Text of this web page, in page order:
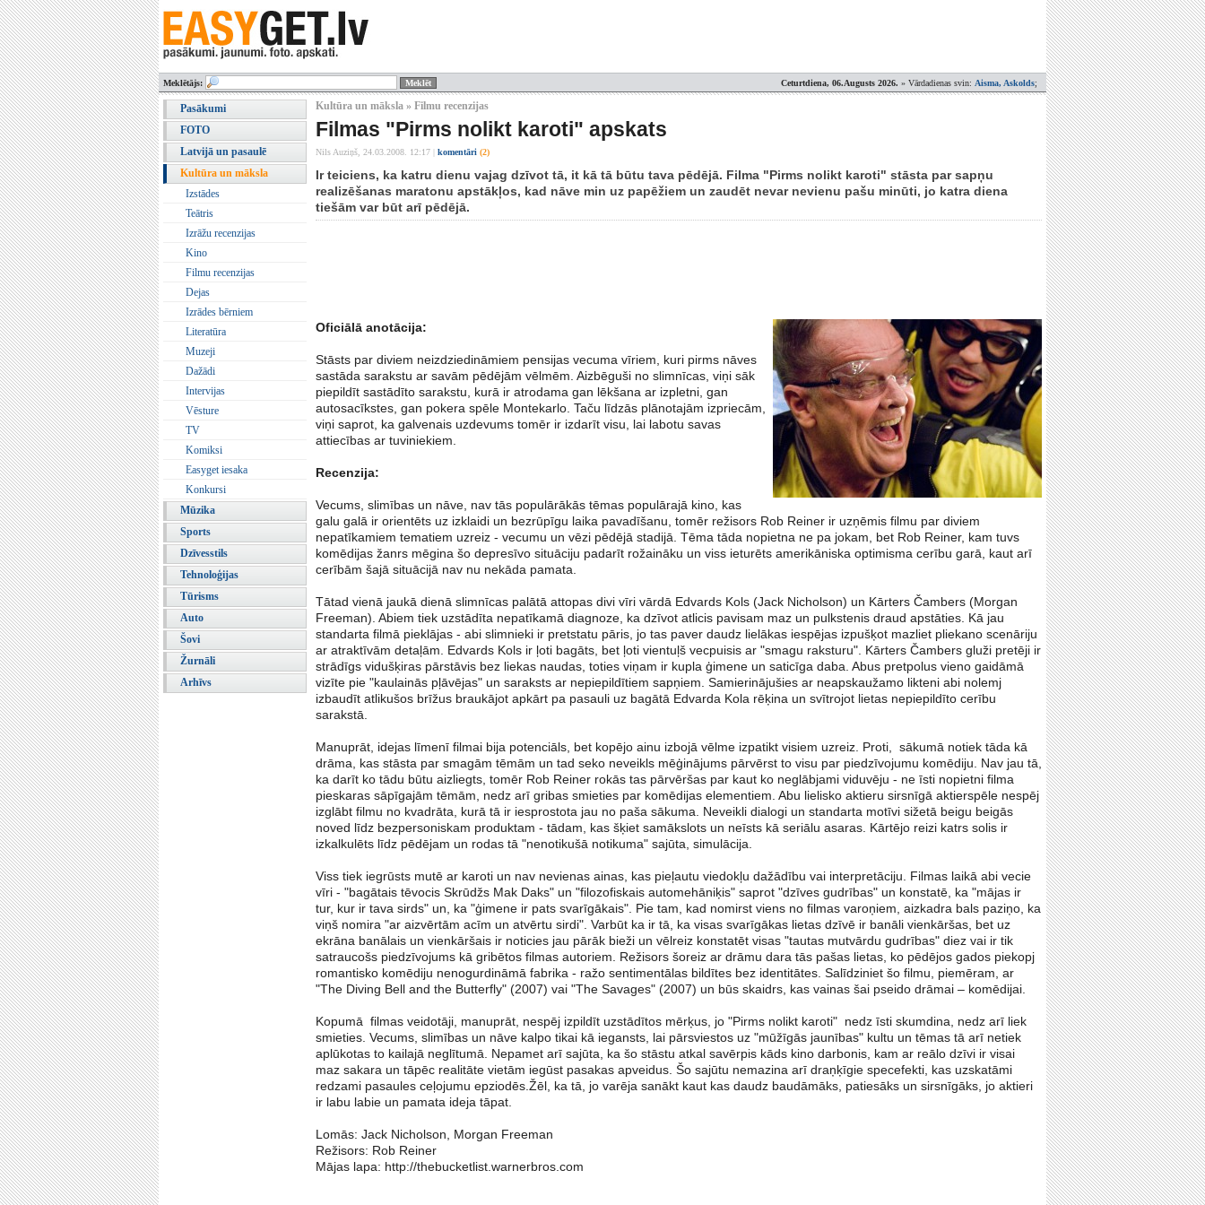
Ceturtdiena, 06.Augusts 2026. » Vārdadienas svin: Aisma, Askolds;
Meklētājs:
Pasākumi
FOTO
Latvijā un pasaulē
Kultūra un māksla
Izstādes
Teātris
Izrāžu recenzijas
Kino
Filmu recenzijas
Dejas
Izrādes bērniem
Literatūra
Muzeji
Dažādi
Intervijas
Vēsture
TV
Komiksi
Easyget iesaka
Konkursi
Mūzika
Sports
Dzīvesstils
Tehnoloģijas
Tūrisms
Auto
Šovi
Žurnāli
Arhīvs
Kultūra un māksla » Filmu recenzijas
Filmas "Pirms nolikt karoti" apskats
Nils Auziņš, 24.03.2008. 12:17 komentāri (2)
Ir teiciens, ka katru dienu vajag dzīvot tā, it kā tā būtu tava pēdējā. Filma "Pirms nolikt karoti" stāsta par sapņu
realizēšanas maratonu apstākļos, kad nāve min uz papēžiem un zaudēt nevar nevienu pašu minūti, jo katra diena
tiešām var būt arī pēdējā.
Oficiālā anotācija:
Stāsts par diviem neizdziedināmiem pensijas vecuma vīriem, kuri pirms nāves
sastāda sarakstu ar savām pēdējām vēlmēm. Aizbēguši no slimnīcas, viņi sāk
piepildīt sastādīto sarakstu, kurā ir atrodama gan lēkšana ar izpletni, gan
autosacīkstes, gan pokera spēle Montekarlo. Taču līdzās plānotajām izpriecām,
viņi saprot, ka galvenais uzdevums tomēr ir izdarīt visu, lai labotu savas
attiecības ar tuviniekiem.
Recenzija:
Vecums, slimības un nāve, nav tās populārākās tēmas populārajā kino, kas
galu galā ir orientēts uz izklaidi un bezrūpīgu laika pavadīšanu, tomēr režisors Rob Reiner ir uzņēmis filmu par diviem
nepatīkamiem tematiem uzreiz - vecumu un vēzi pēdējā stadijā. Tēma tāda nopietna ne pa jokam, bet Rob Reiner, kam tuvs
komēdijas žanrs mēgina šo depresīvo situāciju padarīt rožaināku un viss ieturēts amerikāniska optimisma cerību garā, kaut arī
cerībām šajā situācijā nav nu nekāda pamata.
Tātad vienā jaukā dienā slimnīcas palātā attopas divi vīri vārdā Edvards Kols (Jack Nicholson) un Kārters Čambers (Morgan
Freeman). Abiem tiek uzstādīta nepatīkamā diagnoze, ka dzīvot atlicis pavisam maz un pulkstenis draud apstāties. Kā jau
standarta filmā pieklājas - abi slimnieki ir pretstatu pāris, jo tas paver daudz lielākas iespējas izpušķot mazliet pliekano scenāriju
ar atraktīvām detaļām. Edvards Kols ir ļoti bagāts, bet ļoti vientuļš vecpuisis ar "smagu raksturu". Kārters Čambers gluži pretēji ir
strādīgs vidušķiras pārstāvis bez liekas naudas, toties viņam ir kupla ģimene un saticīga daba. Abus pretpolus vieno gaidāmā
vizīte pie "kaulainās pļāvējas" un saraksts ar nepiepildītiem sapņiem. Samierinājušies ar neapskaužamo likteni abi nolemj
izbaudīt atlikušos brīžus braukājot apkārt pa pasauli uz bagātā Edvarda Kola rēķina un svītrojot lietas nepiepildīto cerību
sarakstā.
Manuprāt, idejas līmenī filmai bija potenciāls, bet kopējo ainu izbojā vēlme izpatikt visiem uzreiz. Proti, sākumā notiek tāda kā
drāma, kas stāsta par smagām tēmām un tad seko neveikls mēģinājums pārvērst to visu par piedzīvojumu komēdiju. Nav jau tā,
ka darīt ko tādu būtu aizliegts, tomēr Rob Reiner rokās tas pārvēršas par kaut ko neglābjami viduvēju - ne īsti nopietni filma
pieskaras sāpīgajām tēmām, nedz arī gribas smieties par komēdijas elementiem. Abu lielisko aktieru sirsnīgā aktierspēle nespēj
izglābt filmu no kvadrāta, kurā tā ir iesprostota jau no paša sākuma. Neveikli dialogi un standarta motīvi sižetā beigu beigās
noved līdz bezpersoniskam produktam - tādam, kas šķiet samākslots un neīsts kā seriālu asaras. Kārtējo reizi katrs solis ir
izkalkulēts līdz pēdējam un rodas tā "nenotikušā notikuma" sajūta, simulācija.
Viss tiek iegrūsts mutē ar karoti un nav nevienas ainas, kas pieļautu viedokļu dažādību vai interpretāciju. Filmas laikā abi vecie
vīri - "bagātais tēvocis Skrūdžs Mak Daks" un "filozofiskais automehāniķis" saprot "dzīves gudrības" un konstatē, ka "mājas ir
tur, kur ir tava sirds" un, ka "ģimene ir pats svarīgākais". Pie tam, kad nomirst viens no filmas varoņiem, aizkadra bals paziņo, ka
viņš nomira "ar aizvērtām acīm un atvērtu sirdi". Varbūt ka ir tā, ka visas svarīgākas lietas dzīvē ir banāli vienkāršas, bet uz
ekrāna banālais un vienkāršais ir noticies jau pārāk bieži un vēlreiz konstatēt visas "tautas mutvārdu gudrības" diez vai ir tik
satraucošs piedzīvojums kā gribētos filmas autoriem. Režisors šoreiz ar drāmu dara tās pašas lietas, ko pēdējos gados piekopj
romantisko komēdiju nenogurdināmā fabrika - ražo sentimentālas bildītes bez identitātes. Salīdziniet šo filmu, piemēram, ar
"The Diving Bell and the Butterfly" (2007) vai "The Savages" (2007) un būs skaidrs, kas vainas šai pseido drāmai – komēdijai.
Kopumā filmas veidotāji, manuprāt, nespēj izpildīt uzstādītos mērķus, jo "Pirms nolikt karoti" nedz īsti skumdina, nedz arī liek
smieties. Vecums, slimības un nāve kalpo tikai kā iegansts, lai pārsviestos uz "mūžīgās jaunības" kultu un tēmas tā arī netiek
aplūkotas to kailajā neglītumā. Nepamet arī sajūta, ka šo stāstu atkal savērpis kāds kino darbonis, kam ar reālo dzīvi ir visai
maz sakara un tāpēc realitāte vietām iegūst pasakas apveidus. Šo sajūtu nemazina arī draņķīgie specefekti, kas uzskatāmi
redzami pasaules ceļojumu epziodēs.Žēl, ka tā, jo varēja sanākt kaut kas daudz baudāmāks, patiesāks un sirsnīgāks, jo aktieri
ir labu labie un pamata ideja tāpat.
Lomās: Jack Nicholson, Morgan Freeman
Režisors: Rob Reiner
Mājas lapa: http://thebucketlist.warnerbros.com